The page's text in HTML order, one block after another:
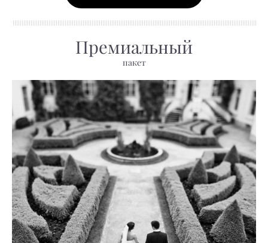
Премиальный
пакет